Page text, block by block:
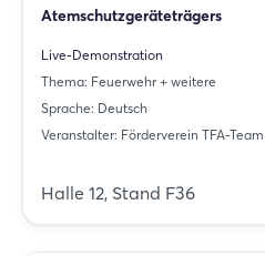
Atemschutzgeräteträgers
Live-Demonstration
Thema: Feuerwehr + weitere
Sprache: Deutsch
Veranstalter: Förderverein TFA-
Halle 12, Stand F36